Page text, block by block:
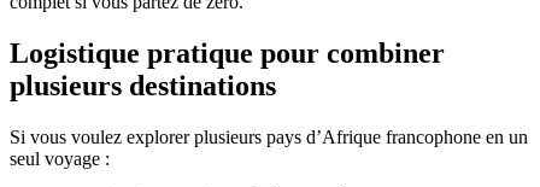
Logistique pratique pour combiner
plusieurs destinations
Si vous voulez explorer plusieurs pays d’Afrique francophone en un
seul voyage :